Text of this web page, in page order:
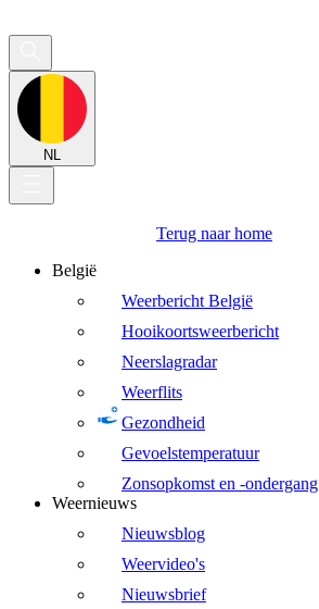
NL
Terug naar home
België
Weerbericht België
Hooikoortsweerbericht
Neerslagradar
Weerflits
Gezondheid
Gevoelstemperatuur
Zonsopkomst en -ondergang
Weernieuws
Nieuwsblog
Weervideo's
Nieuwsbrief